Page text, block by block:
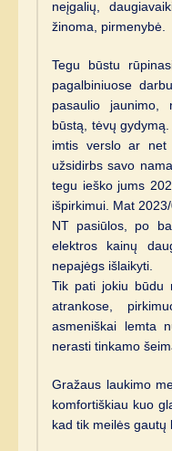
neįgalių,
žinoma, pirmenybė.
Tegu būstu
pagalbiniuose
pasaulio jaunimo,
būstą, tėvų
imtis verslo ar net
užsidirbs savo
tegu ieško jums
išpirkimui. Mat
NT pasiūlos, po
elektros kainų
nepajėgs išlaikyti.
Tik pati jokiu būdu
atrankose,
asmeniškai lemta
nerasti tinkamo
Gražaus laukimo
komfortiškiau kuo
kad tik meilės gautų